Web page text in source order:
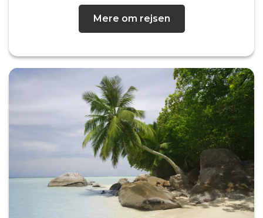
Mere om rejsen